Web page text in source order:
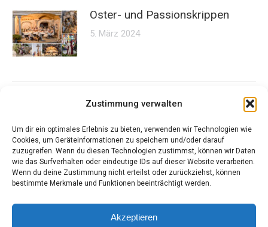
Zustimmung verwalten
Um dir ein optimales Erlebnis zu bieten, verwenden wir Technologien wie
Cookies, um Geräteinformationen zu speichern und/oder darauf
zuzugreifen. Wenn du diesen Technologien zustimmst, können wir Daten
wie das Surfverhalten oder eindeutige IDs auf dieser Website verarbeiten.
Wenn du deine Zustimmung nicht erteilst oder zurückziehst, können
bestimmte Merkmale und Funktionen beeinträchtigt werden.
Akzeptieren
Oster- und Passionskrippen
5. März 2024
Kontakt
„Mit jungen Ideen, alte Traditionen bewahren“
Tel.: +43 664 / 48 64 721
Mail: waltraudelechner@gmx.at